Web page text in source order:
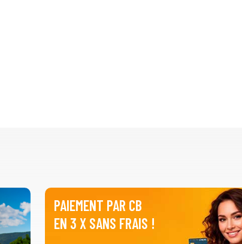
PAIEMENT PAR CB
EN 3 X SANS FRAIS !